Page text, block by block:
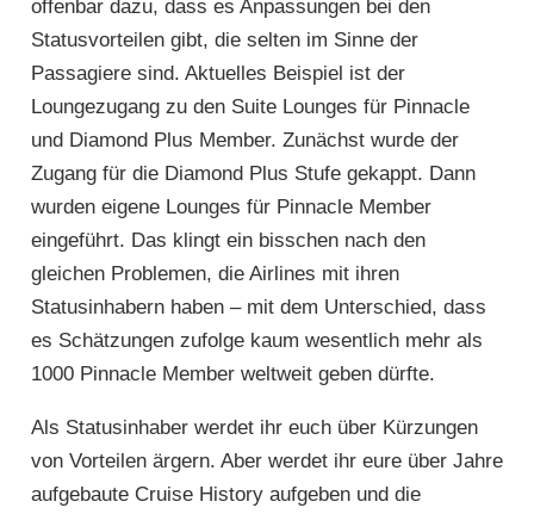
offenbar dazu, dass es Anpassungen bei den
Statusvorteilen gibt, die selten im Sinne der
Passagiere sind. Aktuelles Beispiel ist der
Loungezugang zu den Suite Lounges für Pinnacle
und Diamond Plus Member. Zunächst wurde der
Zugang für die Diamond Plus Stufe gekappt. Dann
wurden eigene Lounges für Pinnacle Member
eingeführt. Das klingt ein bisschen nach den
gleichen Problemen, die Airlines mit ihren
Statusinhabern haben – mit dem Unterschied, dass
es Schätzungen zufolge kaum wesentlich mehr als
1000 Pinnacle Member weltweit geben dürfte.
Als Statusinhaber werdet ihr euch über Kürzungen
von Vorteilen ärgern. Aber werdet ihr eure über Jahre
aufgebaute Cruise History aufgeben und die